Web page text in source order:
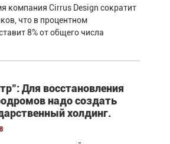
компания Cirrus Design сократит
что в процентном
8% от общего числа
Для восстановления
надо создать
холдинг.